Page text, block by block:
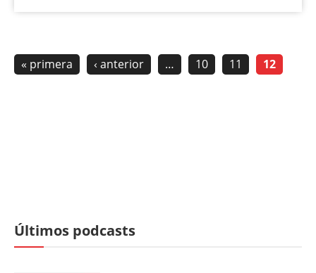
« primera ‹ anterior … 10 11 12
Últimos podcasts